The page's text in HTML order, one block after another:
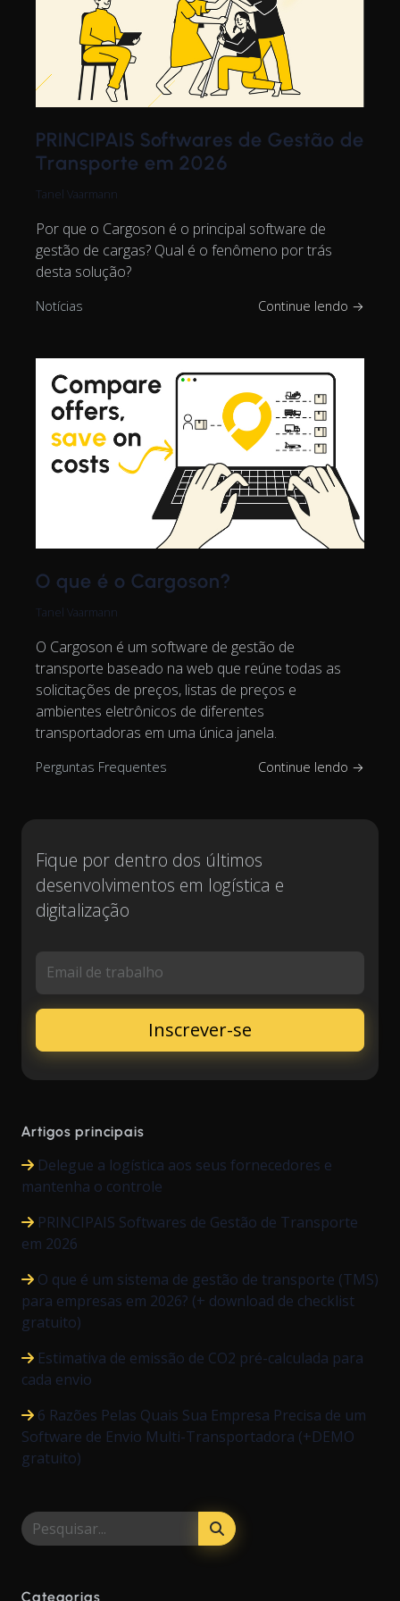
PRINCIPAIS Softwares de Gestão de
Transporte em 2026
Tanel Vaarmann
Por que o Cargoson é o principal software de
gestão de cargas? Qual é o fenômeno por trás
desta solução?
Notícias Continue lendo →
O que é o Cargoson?
Tanel Vaarmann
O Cargoson é um software de gestão de
transporte baseado na web que reúne todas as
solicitações de preços, listas de preços e
ambientes eletrônicos de diferentes
transportadoras em uma única janela.
Perguntas Frequentes Continue lendo →
Fique por dentro dos últimos
desenvolvimentos em logística e
digitalização
Email de trabalho
Artigos principais
Delegue a logística aos seus fornecedores e
mantenha o controle
PRINCIPAIS Softwares de Gestão de Transporte
em 2026
O que é um sistema de gestão de transporte (TMS)
para empresas em 2026? (+ download de checklist
gratuito)
Estimativa de emissão de CO2 pré-calculada para
cada envio
6 Razões Pelas Quais Sua Empresa Precisa de um
Software de Envio Multi-Transportadora (+DEMO
gratuito)
Categorias